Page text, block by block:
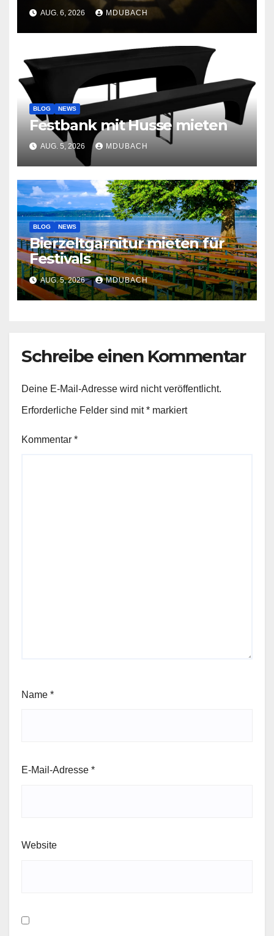
AUG. 6, 2026 MDUBACH
BLOG NEWS
Festbank mit Husse mieten
AUG. 5, 2026 MDUBACH
BLOG NEWS
Bierzeltgarnitur mieten für
Festivals
AUG. 5, 2026 MDUBACH
Schreibe einen Kommentar
Deine E-Mail-Adresse wird nicht veröffentlicht.
Erforderliche Felder sind mit* markiert
Kommentar *
Name *
E-Mail-Adresse *
Website